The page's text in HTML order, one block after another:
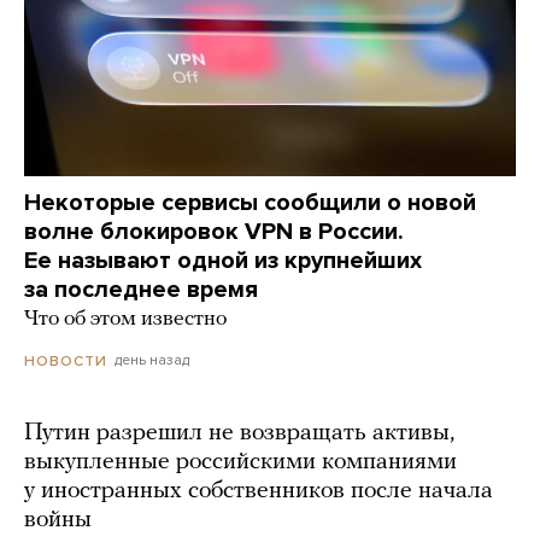
Некоторые сервисы сообщили о новой
волне блокировок VPN в России.
Ее называют одной из крупнейших
за последнее время
Что об этом известно
НОВОСТИ день назад
Путин разрешил не возвращать активы,
выкупленные российскими компаниями
у иностранных собственников после начала
войны